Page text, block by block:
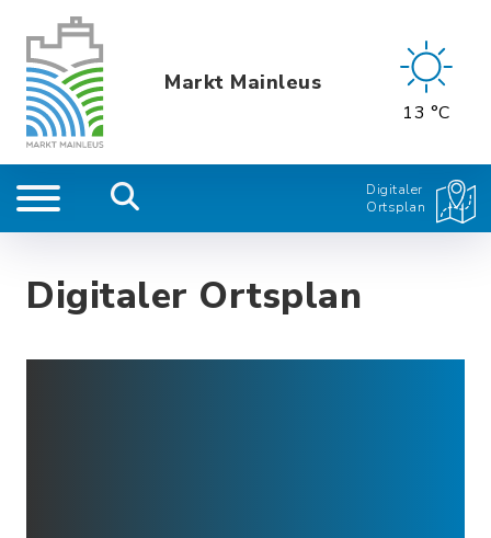
Markt Mainleus
13 °C
Digitaler
Ortsplan
Digitaler Ortsplan